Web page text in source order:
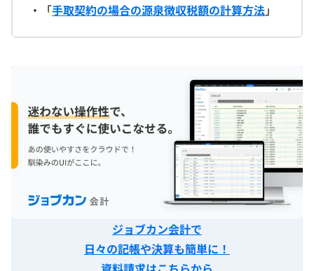
・「手取契約の場合の源泉徴収税額の計算方法」
ジョブカン会計で
日々の記帳や決算も簡単に！